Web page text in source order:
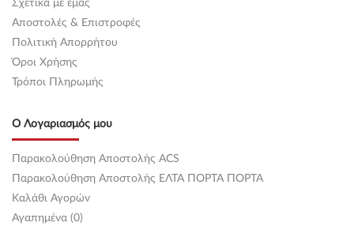
Σχετικά με εμάς
Αποστολές & Επιστροφές
Πολιτική Απορρήτου
Όροι Χρήσης
Τρόποι Πληρωμής
Ο Λογαριασμός μου
Παρακολούθηση Αποστολής ACS
Παρακολούθηση Αποστολής ΕΛΤΑ ΠΟΡΤΑ ΠΟΡΤΑ
Καλάθι Αγορών
Αγαπημένα (0)